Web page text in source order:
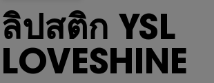
ลิปสติก YSL
LOVESHINE